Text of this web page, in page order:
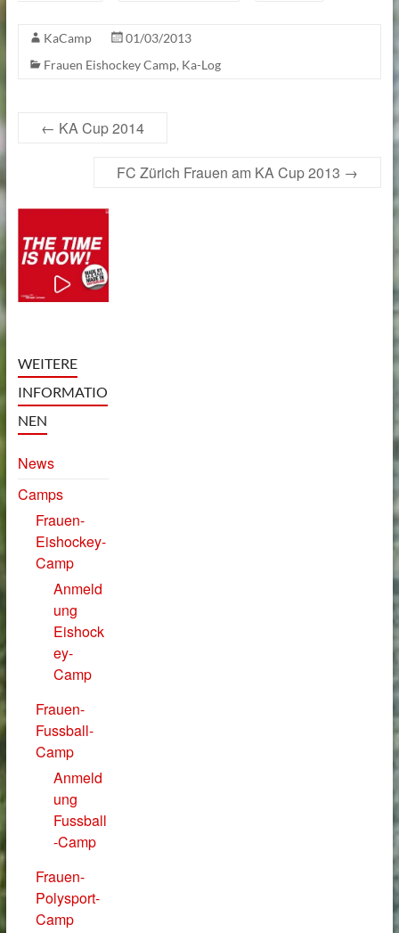
KaCamp
01/03/2013
Frauen Eishockey Camp, Ka-Log
← KA Cup 2014
FC Zürich Frauen am KA Cup 2013 →
WEITERE
INFORMATIO
NEN
News
Camps
Frauen-
Eishockey-
Camp
Anmeld
ung
Eishock
ey-
Camp
Frauen-
Fussball-
Camp
Anmeld
ung
Fussball
-Camp
Frauen-
Polysport-
Camp